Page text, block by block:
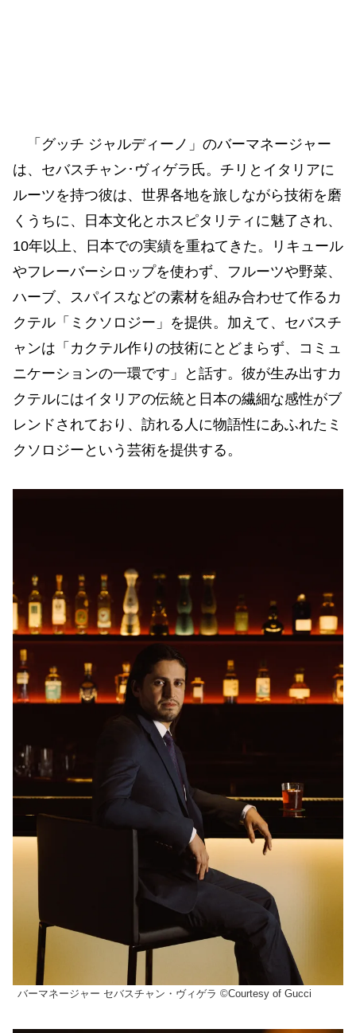
「グッチ ジャルディーノ」のバーマネージャー
は、セバスチャン･ヴィゲラ氏。チリとイタリアに
ルーツを持つ彼は、世界各地を旅しながら技術を磨
くうちに、日本文化とホスピタリティに魅了され、
10年以上、日本での実績を重ねてきた。リキュール
やフレーバーシロップを使わず、フルーツや野菜、
ハーブ、スパイスなどの素材を組み合わせて作るカ
クテル「ミクソロジー」を提供。加えて、セバスチ
ャンは「カクテル作りの技術にとどまらず、コミュ
ニケーションの一環です」と話す。彼が生み出すカ
クテルにはイタリアの伝統と日本の繊細な感性がブ
レンドされており、訪れる人に物語性にあふれたミ
クソロジーという芸術を提供する。
バーマネージャー セバスチャン・ヴィゲラ ©Courtesy of Gucci